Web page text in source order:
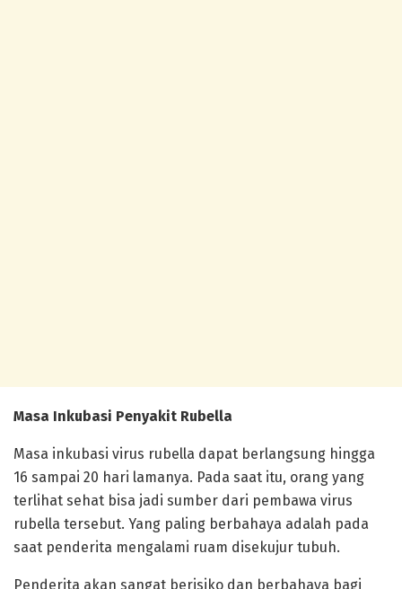
Masa Inkubasi Penyakit Rubella
Masa inkubasi virus rubella dapat berlangsung hingga
16 sampai 20 hari lamanya. Pada saat itu, orang yang
terlihat sehat bisa jadi sumber dari pembawa virus
rubella tersebut. Yang paling berbahaya adalah pada
saat penderita mengalami ruam disekujur tubuh.
Penderita akan sangat berisiko dan berbahaya bagi